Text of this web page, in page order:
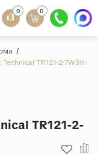
20x120
0 0
/
TR121-2-7W3K-
TR121-2-